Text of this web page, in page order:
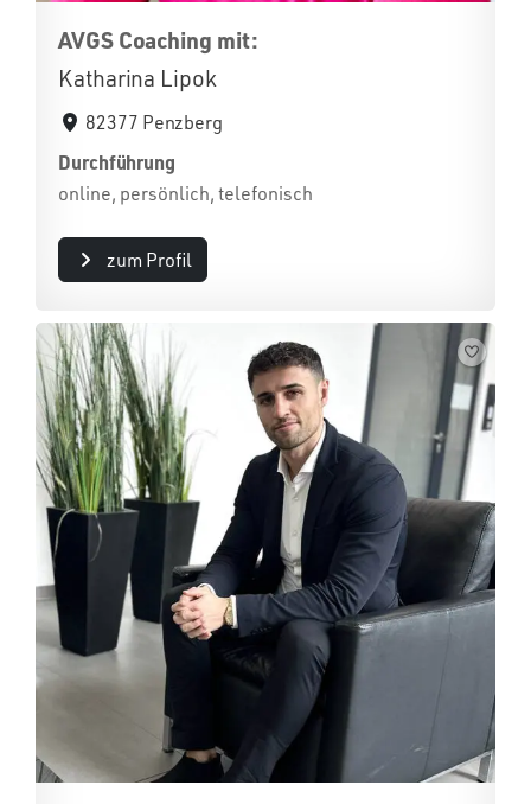
AVGS Coaching mit:
Katharina Lipok
82377 Penzberg
Durchführung
online, persönlich, telefonisch
zum Profil